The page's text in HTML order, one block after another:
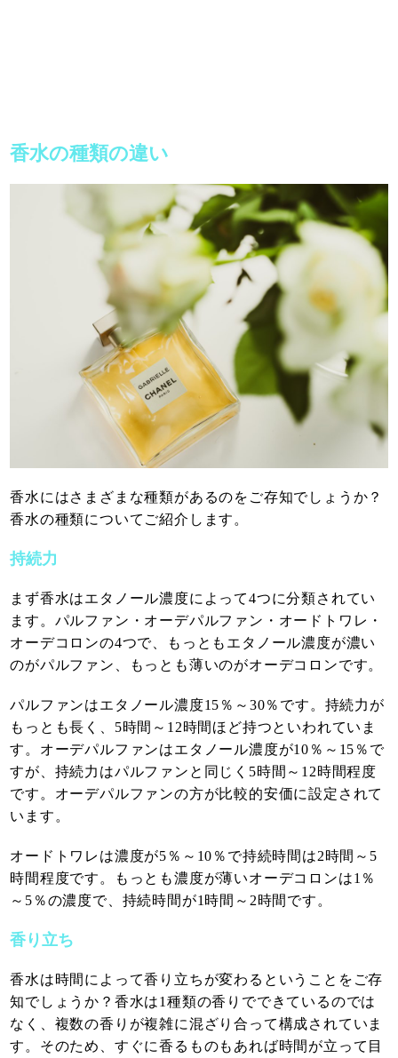
香水の種類の違い
香水にはさまざまな種類があるのをご存知でしょうか？
香水の種類についてご紹介します。
持続力
まず香水はエタノール濃度によって4つに分類されてい
ます。パルファン・オーデパルファン・オードトワレ・
オーデコロンの4つで、もっともエタノール濃度が濃い
のがパルファン、もっとも薄いのがオーデコロンです。
パルファンはエタノール濃度15％～30％です。持続力が
もっとも長く、5時間～12時間ほど持つといわれていま
す。オーデパルファンはエタノール濃度が10％～15％で
すが、持続力はパルファンと同じく5時間～12時間程度
です。オーデパルファンの方が比較的安価に設定されて
います。
オードトワレは濃度が5％～10％で持続時間は2時間～5
時間程度です。もっとも濃度が薄いオーデコロンは1％
～5％の濃度で、持続時間が1時間～2時間です。
香り立ち
香水は時間によって香り立ちが変わるということをご存
知でしょうか？香水は1種類の香りでできているのでは
なく、複数の香りが複雑に混ざり合って構成されていま
す。そのため、すぐに香るものもあれば時間が立って目